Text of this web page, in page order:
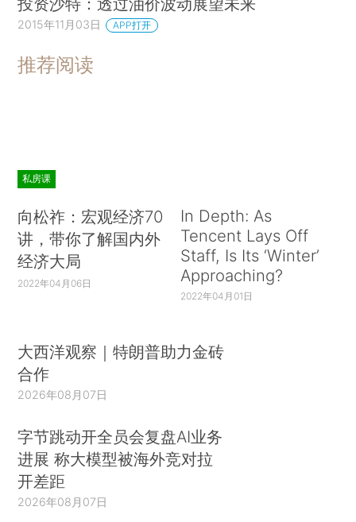
2015年11月03日 APP打开
推荐阅读
私房课
向松祚：宏观经济70
讲，带你了解国内外
经济大局
2022年04月06日
In Depth: As
Tencent Lays Off
Staff, Is Its ‘Winter’
Approaching?
2022年04月01日
大西洋观察｜特朗普助力金砖
合作
2026年08月07日
字节跳动开全员会复盘AI业务
进展 称大模型被海外竞对拉
开差距
2026年08月07日